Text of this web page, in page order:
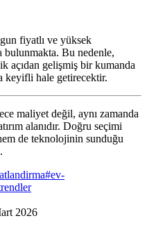
fiyatlı ve yüksek
Bu nedenle,
açıdan gelişmiş bir kumanda
keyifli hale getirecektir.
maliyet değil, aynı zamanda
alanıdır. Doğru seçimi
de teknolojinin sunduğu
#ev-
2026